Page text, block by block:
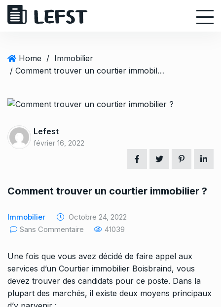
Home / Immobilier
/ Comment trouver un courtier immobilier ?
Lefest
février 16, 2022
Comment trouver un courtier immobilier ?
Immobilier
Octobre 24, 2022
Sans Commentaire
41039
Une fois que vous avez décidé de faire appel aux
services d’un Courtier immobilier Boisbraind, vous
devez trouver des candidats pour ce poste. Dans la
plupart des marchés, il existe deux moyens principaux